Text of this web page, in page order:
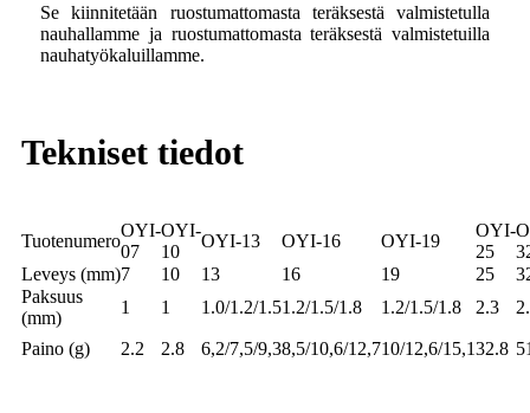
Se kiinnitetään ruostumattomasta teräksestä valmistetulla
nauhallamme ja ruostumattomasta teräksestä valmistetuilla
nauhatyökaluillamme.
Tekniset tiedot
Tuotenumero
OYI-
07
OYI-
10
OYI-13 OYI-16 OYI-19
OYI-
25
Leveys (mm)7 10 13 16 19 25
Paksuus
(mm)
1 1 1.0/1.2/1.51.2/1.5/1.8 1.2/1.5/1.8 2.3
Paino (g) 2.2 2.8 6,2/7,5/9,38,5/10,6/12,710/12,6/15,132.8